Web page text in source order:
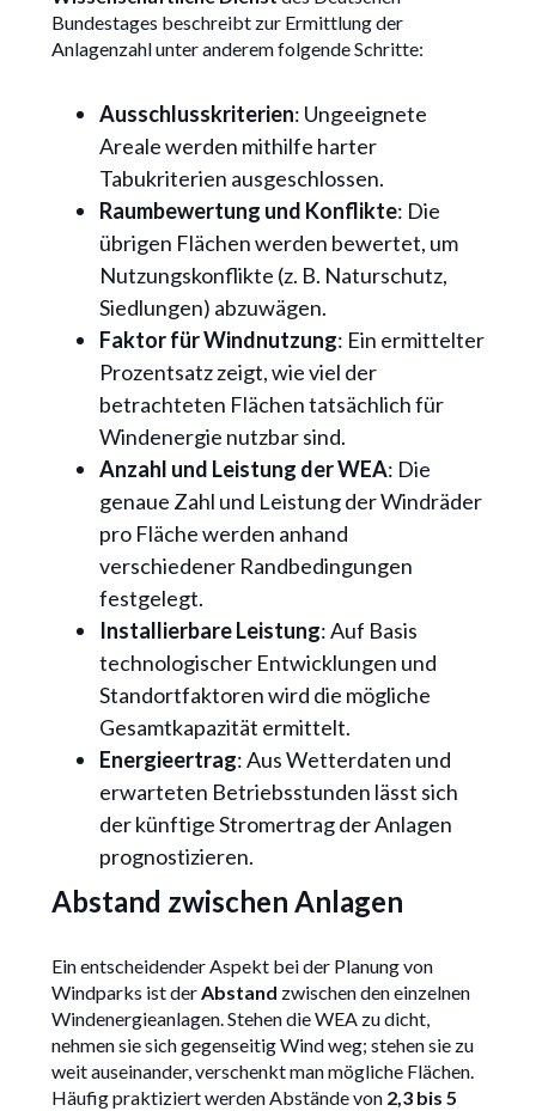
Bundestages beschreibt zur Ermittlung der
Anlagenzahl unter anderem folgende Schritte:
Ausschlusskriterien: Ungeeignete
Areale werden mithilfe harter
Tabukriterien ausgeschlossen.
Raumbewertung und Konflikte: Die
übrigen Flächen werden bewertet, um
Nutzungskonflikte (z. B. Naturschutz,
Siedlungen) abzuwägen.
Faktor für Windnutzung: Ein ermittelter
Prozentsatz zeigt, wie viel der
betrachteten Flächen tatsächlich für
Windenergie nutzbar sind.
Anzahl und Leistung der WEA: Die
genaue Zahl und Leistung der Windräder
pro Fläche werden anhand
verschiedener Randbedingungen
festgelegt.
Installierbare Leistung: Auf Basis
technologischer Entwicklungen und
Standortfaktoren wird die mögliche
Gesamtkapazität ermittelt.
Energieertrag: Aus Wetterdaten und
erwarteten Betriebsstunden lässt sich
der künftige Stromertrag der Anlagen
prognostizieren.
Abstand zwischen Anlagen
Ein entscheidender Aspekt bei der Planung von
Windparks ist derAbstand zwischen den einzelnen
Windenergieanlagen. Stehen die WEA zu dicht,
nehmen sie sich gegenseitig Wind weg; stehen sie zu
weit auseinander, verschenkt man mögliche Flächen.
Häufig praktiziert werden Abstände von 2,3 bis 5